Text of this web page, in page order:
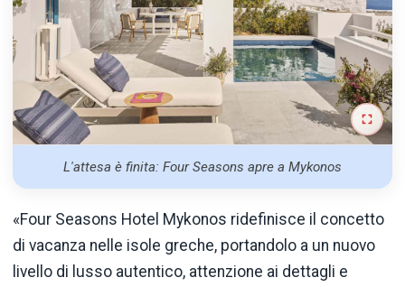
L'attesa è finita: Four Seasons apre a Mykonos
«Four Seasons Hotel Mykonos ridefinisce il concetto
di vacanza nelle isole greche, portandolo a un nuovo
livello di lusso autentico, attenzione ai dettagli e